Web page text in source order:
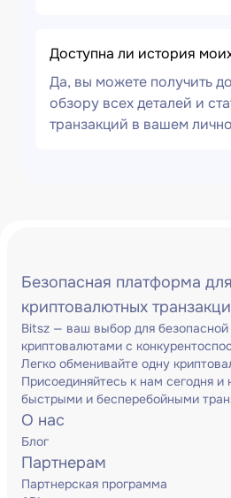
Доступна ли история
Да, вы можете получить
обзору всех деталей и
транзакций в вашем
Безопасная платформа
криптовалютных
Bitsz — ваш выбор для безопасной
криптовалютами с
Легко обменивайте одну
Присоединяйтесь к нам сегодня и
быстрыми и бесперебойными
О нас
Блог
Партнерам
Партнерская программа